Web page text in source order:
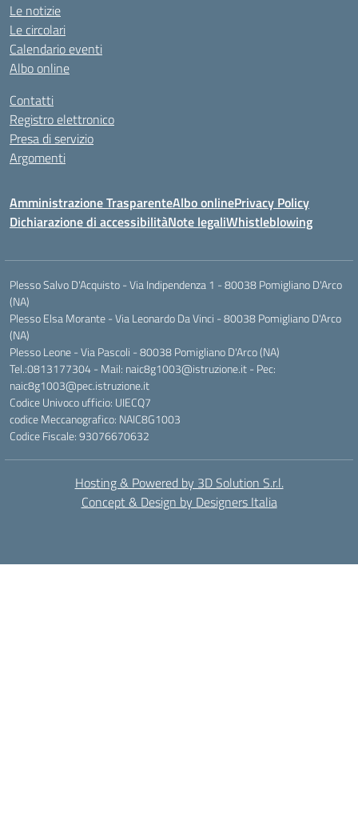
Le notizie
Le circolari
Calendario eventi
Albo online
Contatti
Registro elettronico
Presa di servizio
Argomenti
Amministrazione TrasparenteAlbo onlinePrivacy Policy
Dichiarazione di accessibilitàNote legaliWhistleblowing
Plesso Salvo D'Acquisto - Via Indipendenza 1 - 80038 Pomigliano D'Arco
(NA)
Plesso Elsa Morante - Via Leonardo Da Vinci - 80038 Pomigliano D'Arco
(NA)
Plesso Leone - Via Pascoli - 80038 Pomigliano D'Arco (NA)
Tel.:0813177304 - Mail: naic8g1003@istruzione.it - Pec:
naic8g1003@pec.istruzione.it
Codice Univoco ufficio: UIECQ7
codice Meccanografico: NAIC8G1003
Codice Fiscale: 93076670632
Hosting & Powered by 3D Solution S.r.l.
Concept & Design by Designers Italia